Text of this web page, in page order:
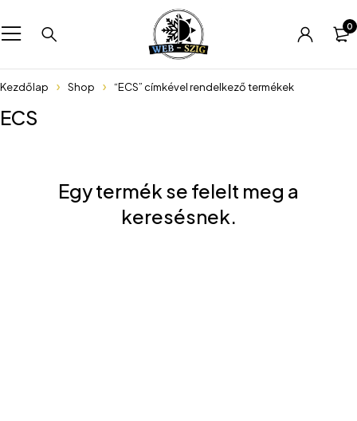
0
Kezdőlap Shop “ECS” címkével rendelkező termékek
ECS
Egy termék se felelt meg a
keresésnek.